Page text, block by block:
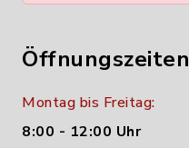
Öffnungszeiten
Montag bis Freitag:
8:00 - 12:00 Uhr